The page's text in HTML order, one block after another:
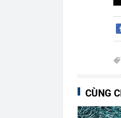
CÙNG